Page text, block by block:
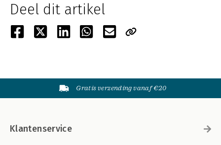
Deel dit artikel
Gratis verzending vanaf €20
Klantenservice